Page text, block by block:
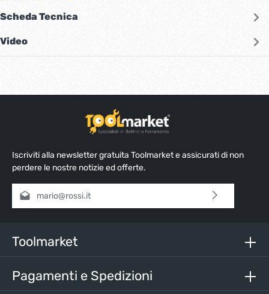
Scheda Tecnica
Video
Iscriviti alla newsletter gratuita Toolmarket e assicurati di non
perdere le nostre notizie ed offerte.
Indirizzo e-mail*
nostri termini e condizioni generali
Inserisci i caratteri sopra*
Toolmarket
Pagamenti e Spedizioni